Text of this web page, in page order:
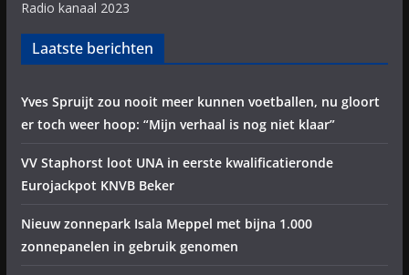
Radio kanaal 2023
Laatste berichten
Yves Spruijt zou nooit meer kunnen voetballen, nu gloort
er toch weer hoop: “Mijn verhaal is nog niet klaar”
VV Staphorst loot UNA in eerste kwalificatieronde
Eurojackpot KNVB Beker
Nieuw zonnepark Isala Meppel met bijna 1.000
zonnepanelen in gebruik genomen